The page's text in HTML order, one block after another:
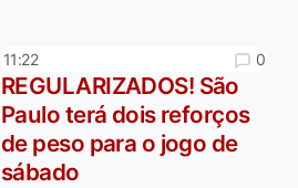
11:22 0
REGULARIZADOS! São
Paulo terá dois reforços
de peso para o jogo de
sábado